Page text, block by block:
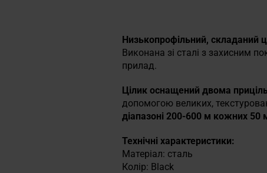
Низькопрофільний, складаний
Виконана зі сталі з захисним
прилад.
Цілик оснащений двома
допомогою великих,
діапазоні 200-600 м кожних 50
Технічні характеристики:
Матеріал: сталь
Колір: Black